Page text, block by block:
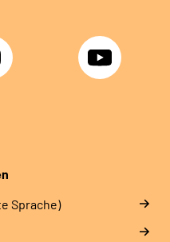
YouTube
Sprache)